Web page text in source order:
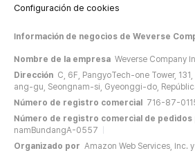
Configuración de cookies
Información de negocios de Weverse
Nombre de la empresa Weverse Company
Dirección C, 6F, PangyoTech-one Tower,
ang-gu, Seongnam-si, Gyeonggi-do,
Número de registro comercial
716-87-
Número de registro comercial de
namBundangA-0557
Organizado por Amazon Web Services, Inc. y